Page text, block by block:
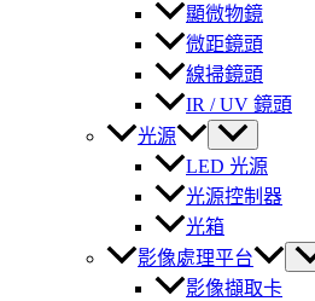
顯微物鏡
微距鏡頭
線掃鏡頭
IR / UV 鏡頭
光源
LED 光源
光源控制器
光箱
影像處理平台
影像擷取卡